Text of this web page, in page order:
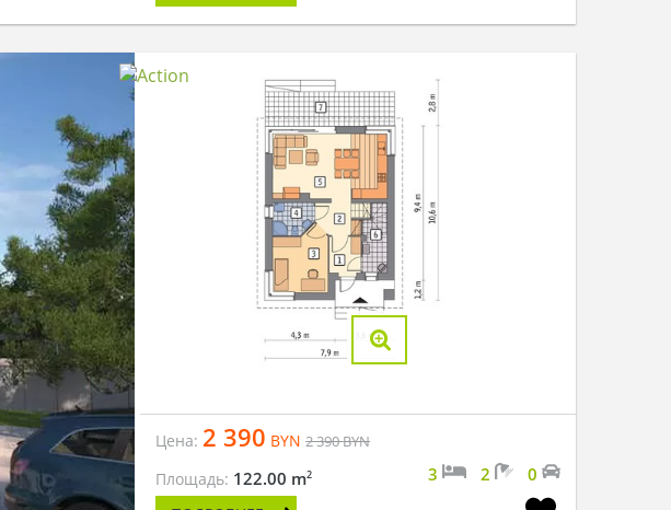
Цена: 2 390 BYN 2 390BYN
Площадь: 122.00 m2 3 2 0